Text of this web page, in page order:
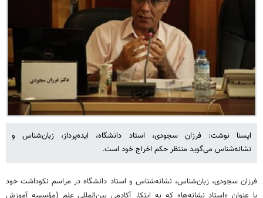
ایسنا نوشت: فرزان سجودی، استاد دانشگاه، ایده‌پرداز، زبان‌شناس و
نشانه‌شناس می‌گوید منتظر حکم اخراج خود است.
فرزان سجودی، زبان‌شناس، نشانه‌شناس و استاد دانشگاه در مراسم نکوداشت خود
با عنوان «استاد نشانه‌ها» که به ابتکار آکادمی بین‌المللی علم (مؤسسه آموزش